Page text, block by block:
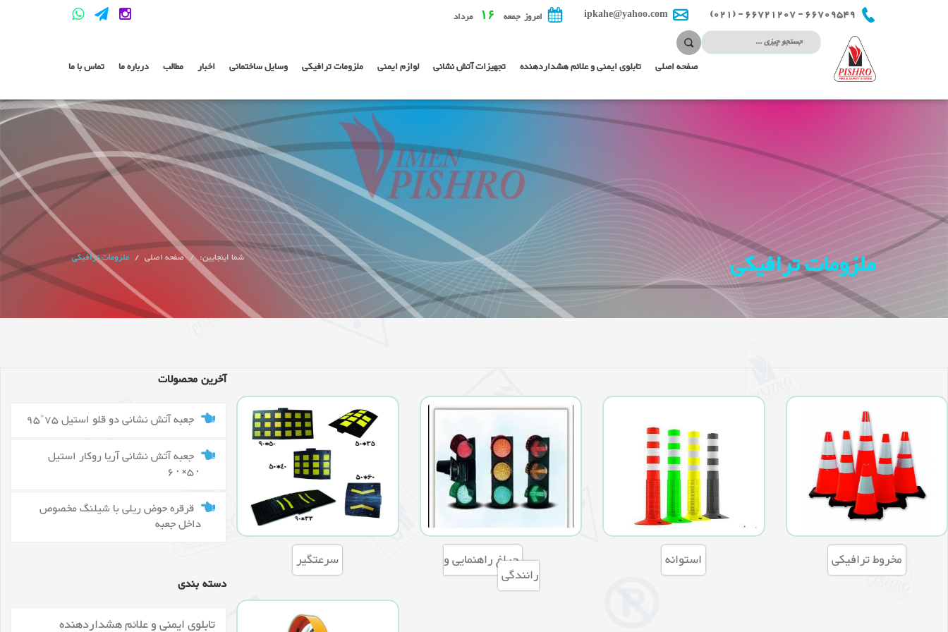
66709549 - 66721207 - (021)
ipkahe@yahoo.com امروز جمعه مرداد
صفحه اصلی تابلوی ایمنی و علائم هشداردهنده تجهیزات آتش نشانی لوازم ایمنی ملزومات ترافیکی وسایل ساختمانی اخبار مطالب درباره ما تماس با ما
ملزومات ترافیکی شما اینجایین: صفحه اصلی ملزومات ترافیکی
مخروط ترافیکی استوانه چراغ راهنمایی و
رانندگی
سرعتگیر
آخرین محصولات
جعبه آتش نشانی دو قلو استیل 75*95
جعبه آتش نشانی آریا روکار استیل
۵۰×۶۰
قرقره حوض ریلی با شیلنگ مخصوص
داخل جعبه
دسته بندی
تابلوی ایمنی و علائم هشداردهنده